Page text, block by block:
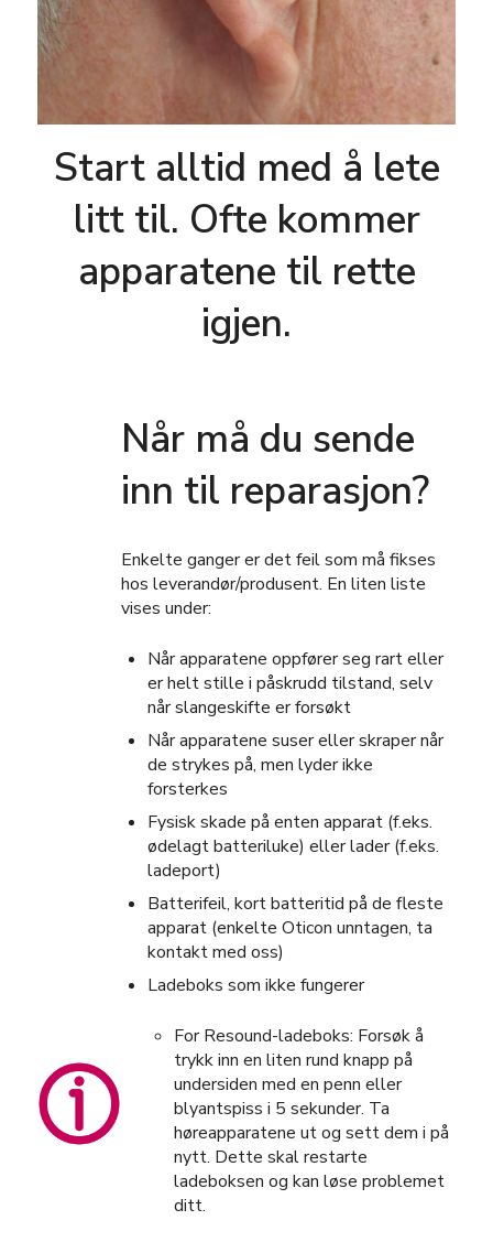
Start alltid med å lete
litt til. Ofte kommer
apparatene til rette
igjen.
Når må du sende
inn til reparasjon?
Enkelte ganger er det feil som må fikses
hos leverandør/produsent. En liten liste
vises under:
Når apparatene oppfører seg rart eller
er helt stille i påskrudd tilstand, selv
når slangeskifte er forsøkt
Når apparatene suser eller skraper når
de strykes på, men lyder ikke
forsterkes
Fysisk skade på enten apparat (f.eks.
ødelagt batteriluke) eller lader (f.eks.
ladeport)
Batterifeil, kort batteritid på de fleste
apparat (enkelte Oticon unntagen, ta
kontakt med oss)
Ladeboks som ikke fungerer
For Resound-ladeboks: Forsøk å
trykk inn en liten rund knapp på
undersiden med en penn eller
blyantspiss i 5 sekunder. Ta
høreapparatene ut og sett dem i på
nytt. Dette skal restarte
ladeboksen og kan løse problemet
ditt.